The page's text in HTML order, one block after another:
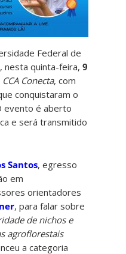
Federal de
nesta quinta-feira,9
CCA Conecta, com
conquistaram o
evento é aberto
e será transmitido
Santos, egresso
em
orientadores
, para falar sobre
de nichos e
agroflorestais
a categoria